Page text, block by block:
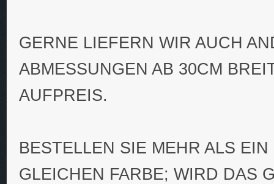
GERNE LIEFERN WIR AUCH
ABMESSUNGEN AB 30CM
AUFPREIS.
BESTELLEN SIE MEHR ALS
GLEICHEN FARBE; WIRD DAS